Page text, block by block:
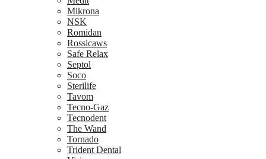
Mikrona
NSK
Romidan
Rossicaws
Safe Relax
Septol
Soco
Sterilife
Tavom
Tecno-Gaz
Tecnodent
The Wand
Tornado
Trident Dental